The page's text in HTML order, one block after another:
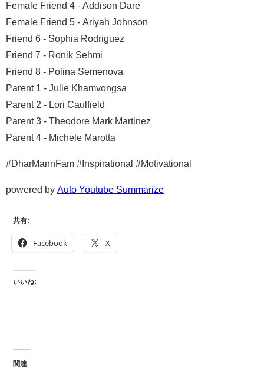
Female Friend 4 - Addison Dare
Female Friend 5 - Ariyah Johnson
Friend 6 - Sophia Rodriguez
Friend 7 - Ronik Sehmi
Friend 8 - Polina Semenova
Parent 1 - Julie Khamvongsa
Parent 2 - Lori Caulfield
Parent 3 - Theodore Mark Martinez
Parent 4 - Michele Marotta
#DharMannFam #Inspirational #Motivational
powered by Auto Youtube Summarize
共有:
Facebook X
いいね:
関連